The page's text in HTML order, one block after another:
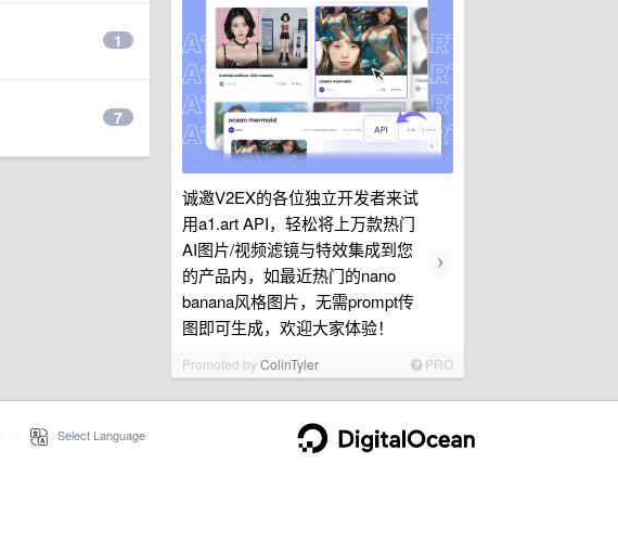
诚邀V2EX的各位独立开发者来试
用a1.art API，轻松将上万款热门
AI图片/视频滤镜与特效集成到您
的产品内，如最近热门的nano
banana风格图片，无需prompt传
图即可生成，欢迎大家体验！
›
Promoted byColinTyler PRO
1
7
Select Language